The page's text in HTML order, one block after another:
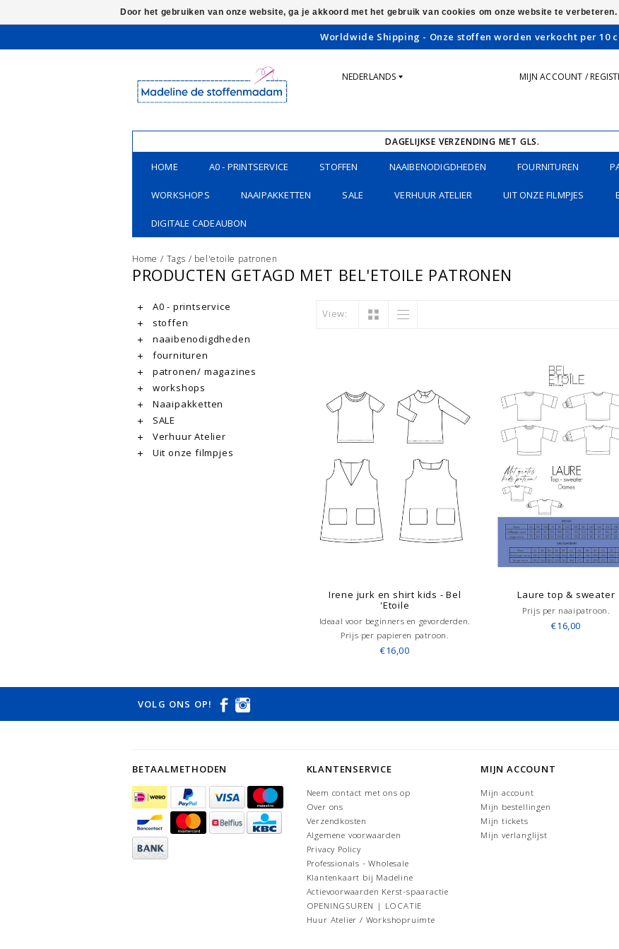
Worldwide Shipping - Onze stoffen worden verkocht per 10
NEDERLANDS MIJN ACCOUNT /
DAGELIJKSE VERZENDING MET GLS.
HOME A0 - PRINTSERVICE STOFFEN NAAIBENODIGDHEDEN FOURNITUREN
WORKSHOPS NAAIPAKKETTEN SALE VERHUUR ATELIER UIT ONZE FILMPJES
DIGITALE CADEAUBON
Home / Tags / bel'etoile patronen
PRODUCTEN GETAGD MET BEL'ETOILE PATRONEN
A0 - printservice
stoffen
naaibenodigdheden
fournituren
patronen/ magazines
workshops
Naaipakketten
SALE
Verhuur Atelier
Uit onze filmpjes
View:
Irene jurk en shirt kids - Bel
'Etoile
Ideaal voor beginners en gevorderden.
Prijs per papieren patroon.
€16,00
Laure top & sweater
Prijs per naaipatroon.
€16,00
VOLG ONS OP!
BETAALMETHODEN KLANTENSERVICE
Neem contact met ons op
Over ons
Verzendkosten
Algemene voorwaarden
Privacy Policy
Professionals - Wholesale
Klantenkaart bij Madeline
Actievoorwaarden Kerst-spaaractie
OPENINGSUREN | LOCATIE
Huur Atelier / Workshopruimte
MIJN ACCOUNT
Mijn account
Mijn bestellingen
Mijn tickets
Mijn verlanglijst
Door het gebruiken van onze website, ga je akkoord met het gebruik van cookies om onze website te verbeteren.